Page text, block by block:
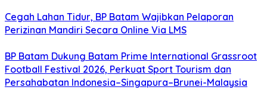
Cegah Lahan Tidur, BP Batam Wajibkan Pelaporan
Perizinan Mandiri Secara Online Via LMS
BP Batam Dukung Batam Prime International Grassroot
Football Festival 2026, Perkuat Sport Tourism dan
Persahabatan Indonesia–Singapura–Brunei-Malaysia